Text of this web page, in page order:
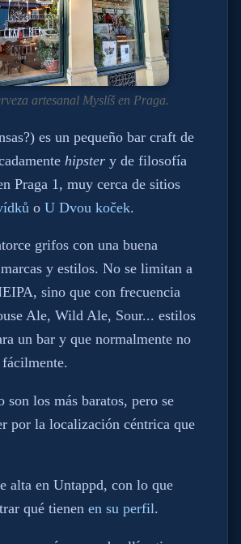
artesanal Myslíš en Praga.
es un pequeño bar craft de
hipster y de filosofía
Praga 1, muy cerca de sitios
o U Dvou koček.
grifos con una buena
y estilos. No se limitan a
sino que con frecuencia
Ale, Wild Ale, Sour... estilos
un bar y que normalmente no
fácilmente.
son los más baratos, pero se
por la localización céntrica que
alta en Untappd, con lo que
qué tienen en su perfil.